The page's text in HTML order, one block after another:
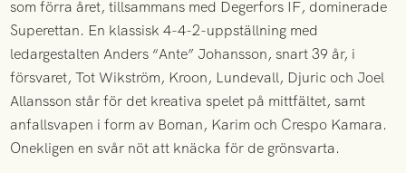
som förra året, tillsammans med Degerfors IF, dominerade
Superettan. En klassisk 4-4-2-uppställning med
ledargestalten Anders “Ante” Johansson, snart 39 år, i
försvaret, Tot Wikström, Kroon, Lundevall, Djuric och Joel
Allansson står för det kreativa spelet på mittfältet, samt
anfallsvapen i form av Boman, Karim och Crespo Kamara.
Onekligen en svår nöt att knäcka för de grönsvarta.